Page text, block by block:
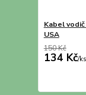
Kabel
USA
150 Kč
134 Kč/ks